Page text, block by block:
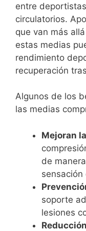
entre
circulatorios.
que van más
estas medias
rendimiento
recuperación
Algunos de los
las medias
Mejoran
de
soporte
lesiones